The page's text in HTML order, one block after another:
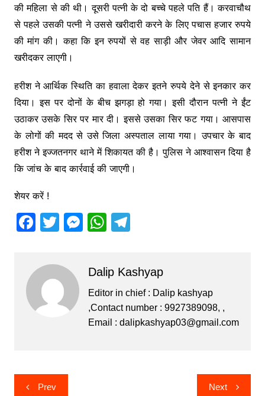
की महिला से की थी। दूसरी पत्नी के दो बच्चे पहले पति हैं। करवाचौथ
से पहले उसकी पत्नी ने उससे खरीदारी करने के लिए पचास हजार रुपये
की मांग की। कहा कि इन रुपयों से वह साड़ी और जेवर आदि सामान
खरीदकर लाएगी।
हरीश ने आर्थिक स्थिति का हवाला देकर इतने रुपये देने से इनकार कर
दिया। इस पर दोनों के बीच झगड़ा हो गया। इसी दौरान पत्नी ने ईंट
उठाकर उसके सिर पर मार दी। इससे उसका सिर फट गया। आसपास
के लोगों की मदद से उसे जिला अस्पताल लाया गया। उपचार के बाद
हरीश ने इज्जतनगर थाने में शिकायत की है। पुलिस ने आश्वासन दिया है
कि जांच के बाद कार्रवाई की जाएगी।
शेयर करें !
F
c
e
b
o
T
itt
er
M
s
e
n
W
s
A
p
T
gr
a
m
Dalip Kashyap
Editor in chief : Dalip kashyap
,Contact number : 9927389098, ,
Email : dalipkashyap03@gmail.com
PostPrev Next